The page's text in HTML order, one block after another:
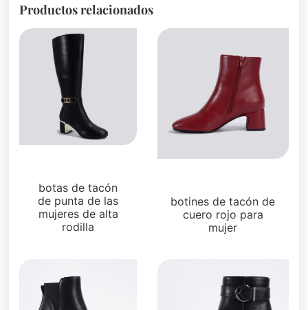
Productos relacionados
botas de tacón
de punta de las
mujeres de alta
rodilla
botines de tacón de
cuero rojo para
mujer